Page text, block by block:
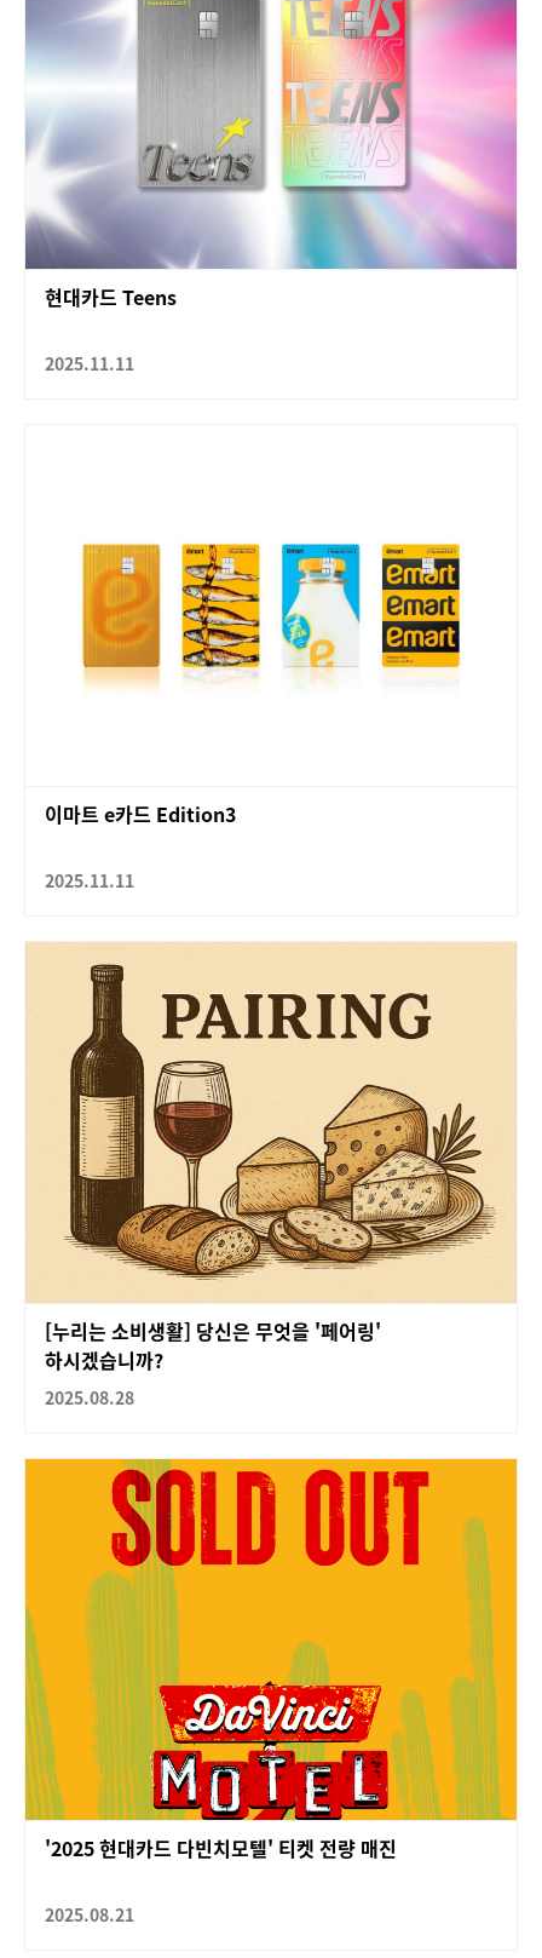
현대카드 Teens
2025.11.11
이마트 e카드 Edition3
2025.11.11
[누리는 소비생활] 당신은 무엇을 '페어링'
하시겠습니까?
2025.08.28
'2025 현대카드 다빈치모텔' 티켓 전량 매진
2025.08.21